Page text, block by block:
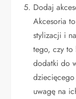
Dodaj
Akcesoria
stylizacji i
tego, czy to
dodatki do
uwagę na